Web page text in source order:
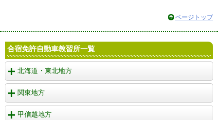
ページトップ
合宿免許自動車教習所一覧
北海道・東北地方
関東地方
甲信越地方